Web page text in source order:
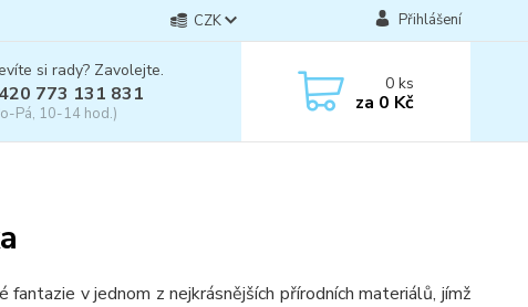
CZK Přihlášení
si rady? Zavolejte.
773 131 831
Pá, 10-14 hod.)
0ks
za 0 Kč
v jednom z nejkrásnějších přírodních materiálů, jímž